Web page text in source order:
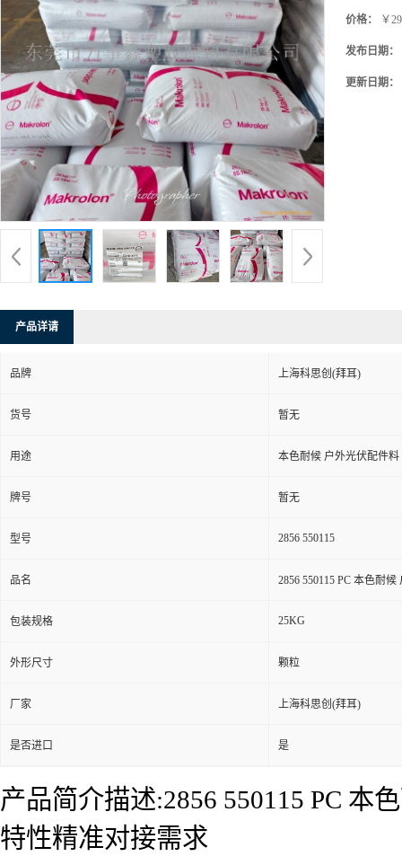
价格： ￥
发布日期：
更新日期：
产品详请
品牌 上海科思创(拜耳)
货号 暂无
用途 本色耐候 户外光伏配件料
牌号 暂无
型号 2856 550115
品名 2856 550115 PC 本色耐
包装规格 25KG
外形尺寸 颗粒
厂家 上海科思创(拜耳)
是否进口 是
产品简介描述:2856 550115 PC 本
特性精准对接需求